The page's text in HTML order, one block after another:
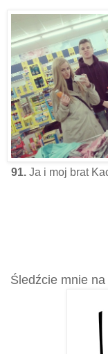
91. Ja i moj brat
Śledźcie mnie